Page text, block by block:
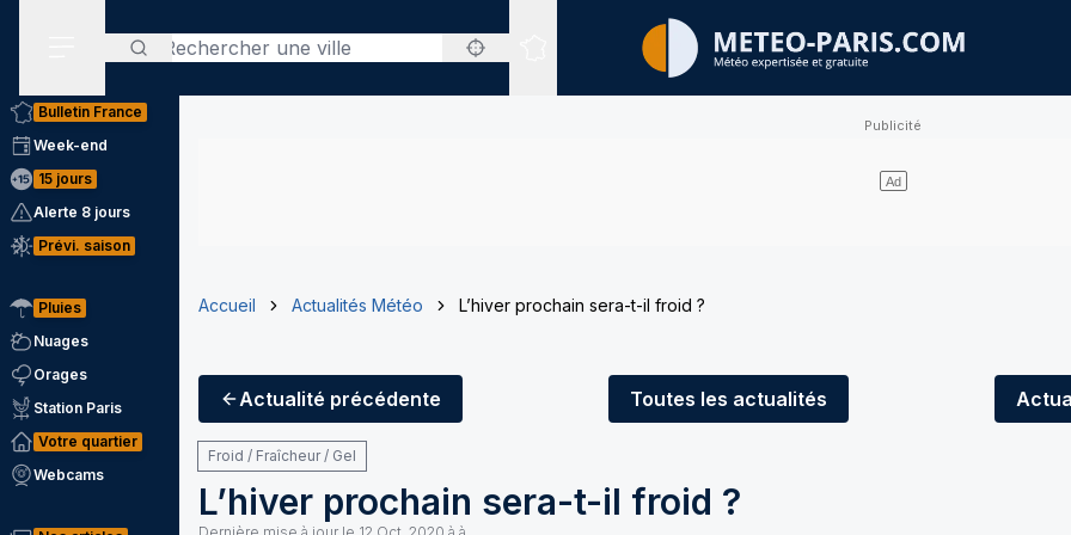
Rechercher
Sites expertisés
Bulletin France
Week-end
15 jours
Alerte 8 jours
Prévi. saison
Pluies
Nuages
Orages
Station Paris
Votre quartier
Webcams
Accueil Actualités Météo L’hiver prochain sera-t-il froid ?
Actualité précédente Toutes les actualités
Froid / Fraîcheur / Gel
L’hiver prochain sera-t-il froid ?